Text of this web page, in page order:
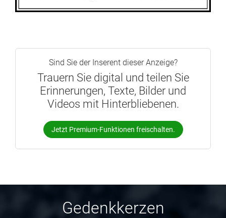
Sind Sie der Inserent dieser Anzeige?
Trauern Sie digital und teilen Sie
Erinnerungen, Texte, Bilder und
Videos mit Hinterbliebenen.
Jetzt Premium-Funktionen freischalten.
Gedenkkerzen